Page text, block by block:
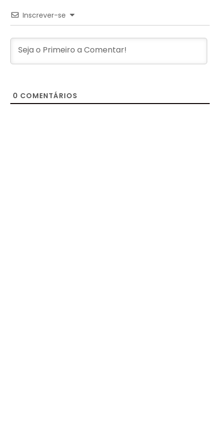
Inscrever-se
0 COMENTÁRIOS